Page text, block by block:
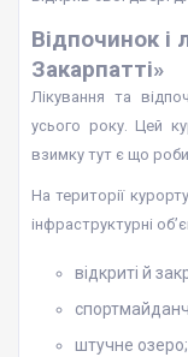
Відпочинок і
Закарпатті»
Лікування та
усього року. Цей
взимку тут є що
На території
інфраструктурні
відкриті й
штучне озеро;